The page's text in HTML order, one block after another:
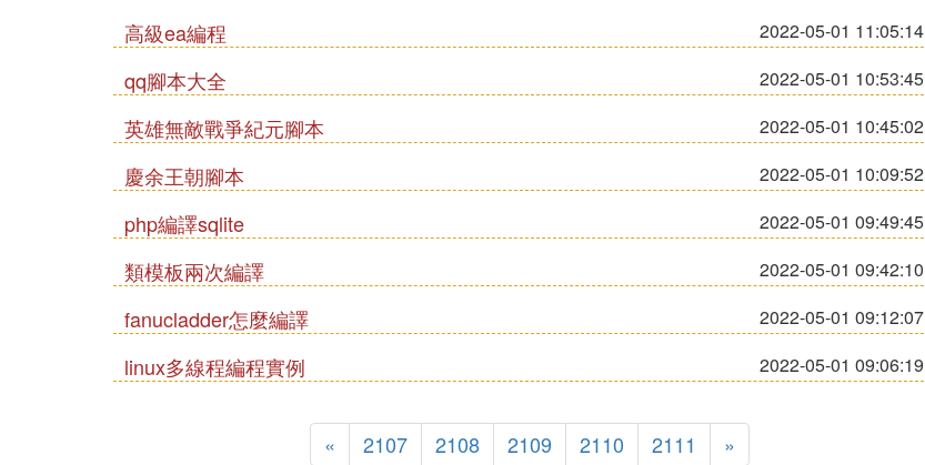
高級ea編程 2022-05-01 11:05:14
qq腳本大全 2022-05-01 10:53:45
英雄無敵戰爭紀元腳本 2022-05-01 10:45:02
慶余王朝腳本 2022-05-01 10:09:52
php編譯sqlite 2022-05-01 09:49:45
類模板兩次編譯 2022-05-01 09:42:10
fanucladder怎麼編譯 2022-05-01 09:12:07
linux多線程編程實例 2022-05-01 09:06:19
« 2107 2108 2109 2110 2111 »